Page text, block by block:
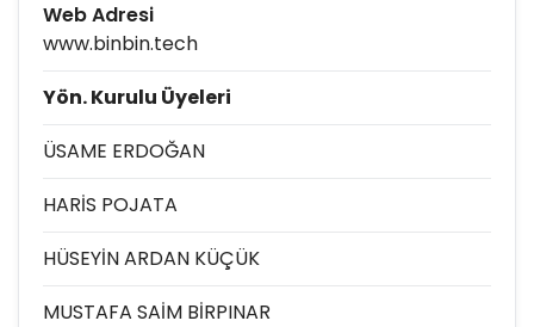
Web Adresi
www.binbin.tech
Yön. Kurulu Üyeleri
ÜSAME ERDOĞAN
HARİS POJATA
HÜSEYİN ARDAN KÜÇÜK
MUSTAFA SAİM BİRPINAR